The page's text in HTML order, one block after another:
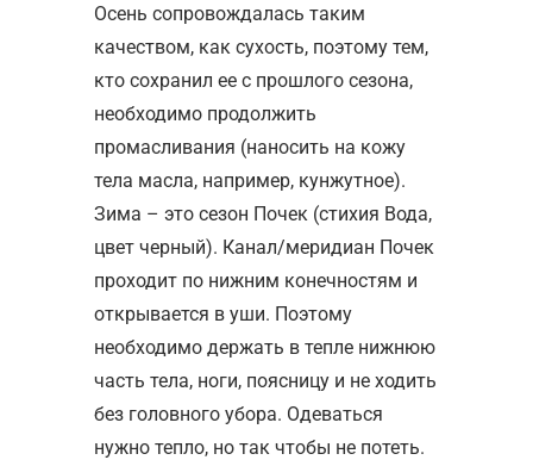
Осень сопровождалась таким
качеством, как сухость, поэтому тем,
кто сохранил ее с прошлого сезона,
необходимо продолжить
промасливания (наносить на кожу
тела масла, например, кунжутное).
Зима – это сезон Почек (стихия Вода,
цвет черный). Канал/меридиан Почек
проходит по нижним конечностям и
открывается в уши. Поэтому
необходимо держать в тепле нижнюю
часть тела, ноги, поясницу и не ходить
без головного убора. Одеваться
нужно тепло, но так чтобы не потеть.